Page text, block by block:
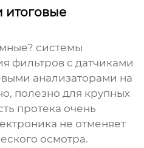
итоговые
системы
фильтров с датчиками
анализаторами на
полезно для крупных
протека очень
не отменяет
осмотра.